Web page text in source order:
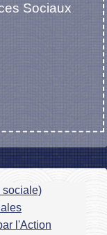
Sociaux
sociale)
l'Action